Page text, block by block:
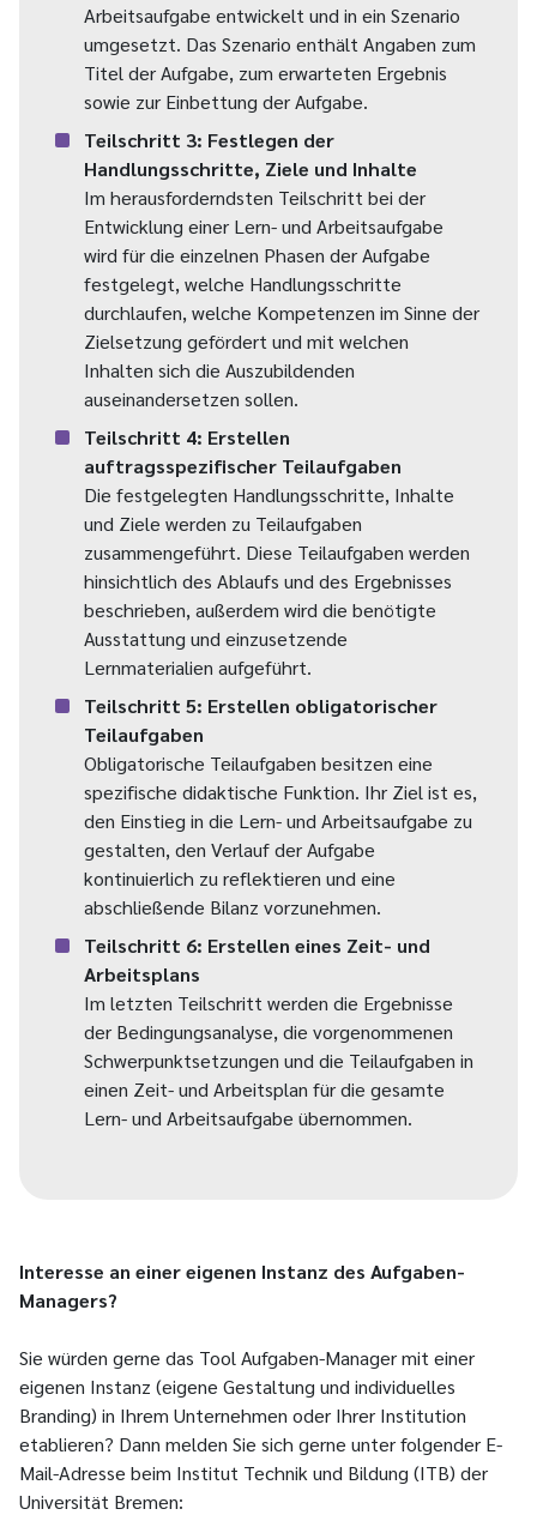
Arbeitsaufgabe entwickelt und in ein Szenario
umgesetzt. Das Szenario enthält Angaben zum
Titel der Aufgabe, zum erwarteten Ergebnis
sowie zur Einbettung der Aufgabe.
Teilschritt 3: Festlegen der
Handlungsschritte, Ziele und Inhalte
Im herausforderndsten Teilschritt bei der
Entwicklung einer Lern- und Arbeitsaufgabe
wird für die einzelnen Phasen der Aufgabe
festgelegt, welche Handlungsschritte
durchlaufen, welche Kompetenzen im Sinne der
Zielsetzung gefördert und mit welchen
Inhalten sich die Auszubildenden
auseinandersetzen sollen.
Teilschritt 4: Erstellen
auftragsspezifischer Teilaufgaben
Die festgelegten Handlungsschritte, Inhalte
und Ziele werden zu Teilaufgaben
zusammengeführt. Diese Teilaufgaben werden
hinsichtlich des Ablaufs und des Ergebnisses
beschrieben, außerdem wird die benötigte
Ausstattung und einzusetzende
Lernmaterialien aufgeführt.
Teilschritt 5: Erstellen obligatorischer
Teilaufgaben
Obligatorische Teilaufgaben besitzen eine
spezifische didaktische Funktion. Ihr Ziel ist es,
den Einstieg in die Lern- und Arbeitsaufgabe zu
gestalten, den Verlauf der Aufgabe
kontinuierlich zu reflektieren und eine
abschließende Bilanz vorzunehmen.
Teilschritt 6: Erstellen eines Zeit- und
Arbeitsplans
Im letzten Teilschritt werden die Ergebnisse
der Bedingungsanalyse, die vorgenommenen
Schwerpunktsetzungen und die Teilaufgaben in
einen Zeit- und Arbeitsplan für die gesamte
Lern- und Arbeitsaufgabe übernommen.
Interesse an einer eigenen Instanz des Aufgaben-
Managers?
Sie würden gerne das Tool Aufgaben-Manager mit einer
eigenen Instanz (eigene Gestaltung und individuelles
Branding) in Ihrem Unternehmen oder Ihrer Institution
etablieren? Dann melden Sie sich gerne unter folgender E-
Mail-Adresse beim Institut Technik und Bildung (ITB) der
Universität Bremen: